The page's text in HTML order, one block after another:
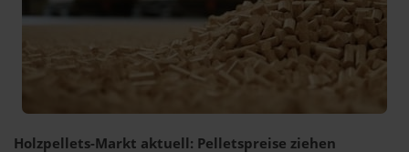
Holzpellets-Markt aktuell: Pelletspreise ziehen